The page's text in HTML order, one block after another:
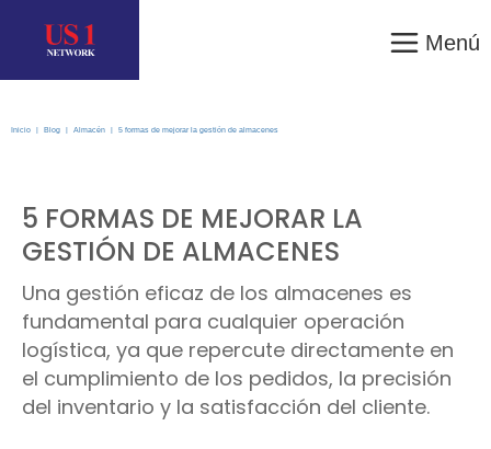
Menú
Inicio Blog Almacén 5 formas de mejorar la gestión de almacenes
5 FORMAS DE MEJORAR LA
GESTIÓN DE ALMACENES
Una gestión eficaz de los almacenes es
fundamental para cualquier operación
logística, ya que repercute directamente en
el cumplimiento de los pedidos, la precisión
del inventario y la satisfacción del cliente.